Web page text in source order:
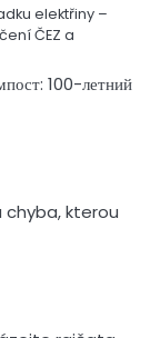
elektřiny –
ČEZ a
100-летний
chyba, kterou